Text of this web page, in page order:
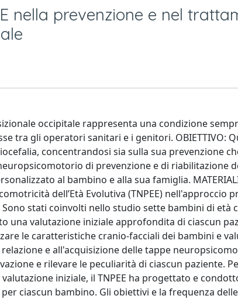
nella prevenzione e nel
occipitale rappresenta una condizione
tra gli operatori sanitari e i genitori. OBIETTIVO:
concentrandosi sia sulla sua prevenzione
di prevenzione e di riabilitazione
al bambino e alla sua famiglia.
dell’Età Evolutiva (TNPEE) nell'approccio
stati coinvolti nello studio sette bambini di età
una valutazione iniziale approfondita di ciascun
le caratteristiche cranio-facciali dei bambini e
e all'acquisizione delle tappe
e rilevare le peculiarità di ciascun paziente.
iniziale, il TNPEE ha progettato e
ciascun bambino. Gli obiettivi e la frequenza